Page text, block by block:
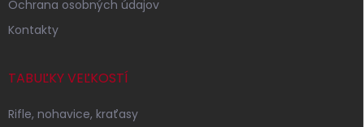
Ochrana osobných údajov
Kontakty
TABUĽKY VEĽKOSTÍ
Rifle, nohavice, kraťasy